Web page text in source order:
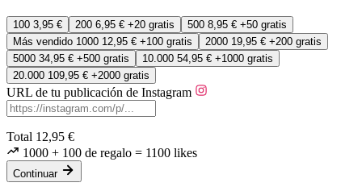
100 3,95 € 200 6,95 € +20 gratis 500 8,95 € +50 gratis
Más vendido 1000 12,95 € +100 gratis 2000 19,95 € +200 gratis
5000 34,95 € +500 gratis 10.000 54,95 € +1000 gratis
20.000 109,95 € +2000 gratis
URL de tu publicación de Instagram
Total 12,95 €
1000 + 100 de regalo = 1100 likes
Continuar